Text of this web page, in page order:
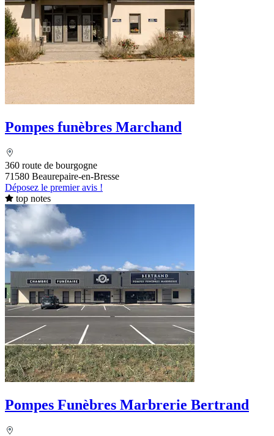
Pompes funèbres Marchand
360 route de bourgogne
71580 Beaurepaire-en-Bresse
Déposez le premier avis !
top notes
Pompes Funèbres Marbrerie Bertrand